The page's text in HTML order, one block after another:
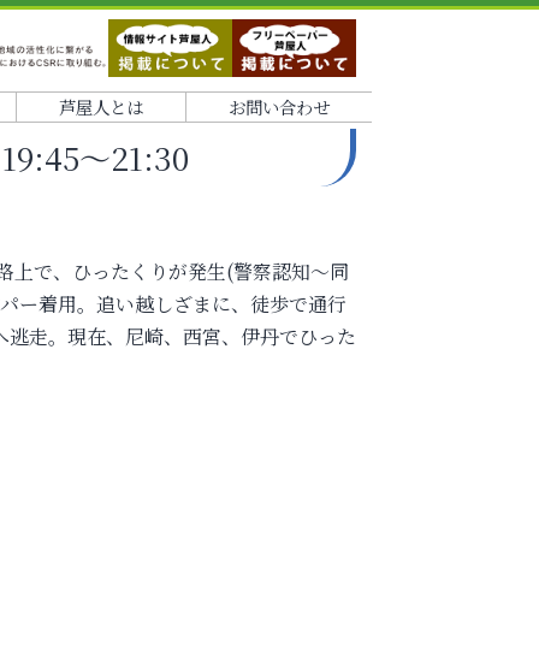
芦屋人とは お問い合わせ
～21:30
上で、ひったくりが発生(警察認知～同
ー着用。追い越しざまに、徒歩で通行
走。現在、尼崎、西宮、伊丹でひった